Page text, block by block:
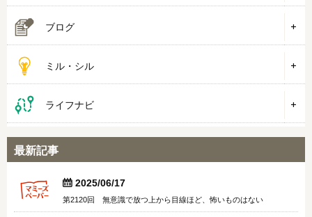
ブログ
ミル・シル
ライフナビ
最新記事
  2025/06/17
第2120回 無意識で放つ上から目線ほど、怖いものはない